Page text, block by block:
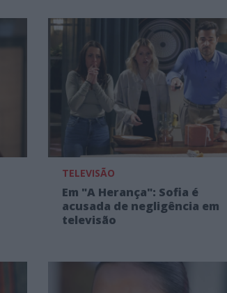
TELEVISÃO
Em "A Herança": Sofia é
acusada de negligência em
televisão